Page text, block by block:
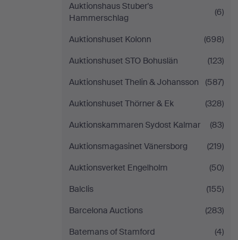
Auktionshaus Stuber's
Hammerschlag
(6)
Auktionshuset Kolonn
(698)
Auktionshuset STO Bohuslän
(123)
Auktionshuset Thelin & Johansson
(587)
Auktionshuset Thörner & Ek
(328)
Auktionskammaren Sydost Kalmar
(83)
Auktionsmagasinet Vänersborg
(219)
Auktionsverket Engelholm
(50)
Balclis
(155)
Barcelona Auctions
(283)
Batemans of Stamford
(4)